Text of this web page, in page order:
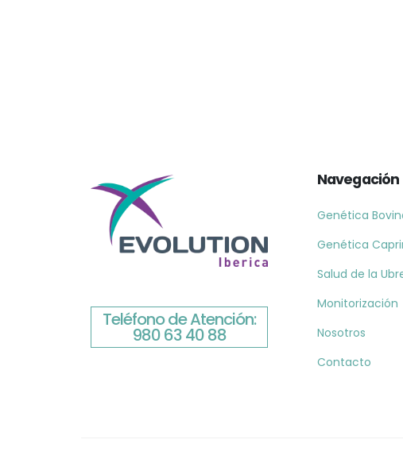
Teléfono de Atención:
980 63 40 88
Navegación
Genética
Genética
Salud de la
Monitorización
Nosotros
Contacto